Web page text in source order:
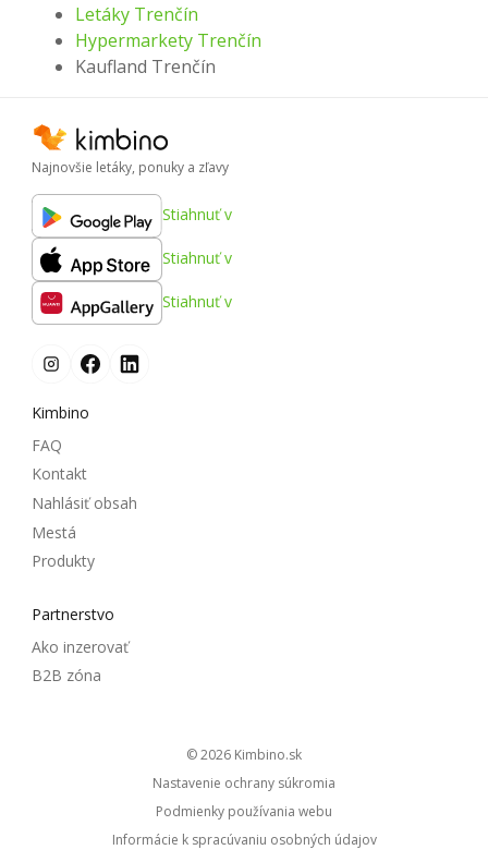
Letáky Trenčín
Hypermarkety Trenčín
Kaufland Trenčín
Najnovšie letáky, ponuky a zľavy
Stiahnuť v
Stiahnuť v
Stiahnuť v
Kimbino
FAQ
Kontakt
Nahlásiť obsah
Mestá
Produkty
Partnerstvo
Ako inzerovať
B2B zóna
© 2026
kimbino.sk
Nastavenie ochrany súkromia
Podmienky používania webu
Informácie k spracúvaniu osobných údajov